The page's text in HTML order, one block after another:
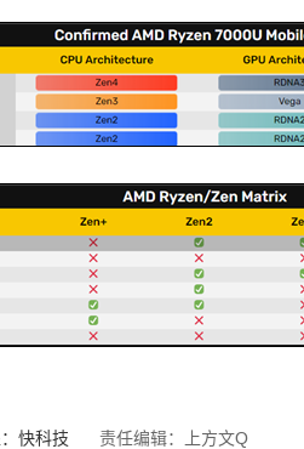
快科技 责任编辑：上方文Q